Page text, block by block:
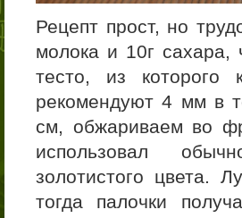
Рецепт прост, но
молока и 10г сахара,
тесто, из которого
рекомендуют 4 мм в
см, обжариваем во
использовал
золотистого цвета.
тогда палочки